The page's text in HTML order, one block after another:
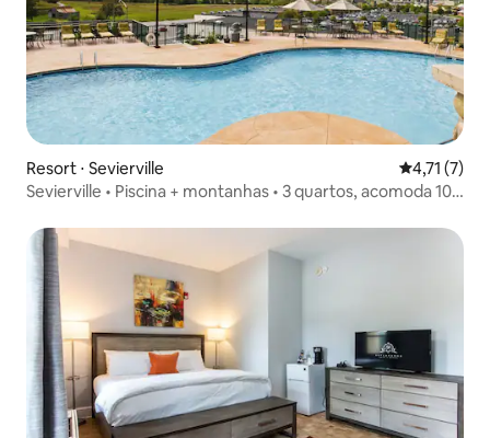
Resort ⋅ Sevierville 4,71 de
4,71 (7)
Sevierville • Piscina + montanhas • 3 quartos, acomoda 10